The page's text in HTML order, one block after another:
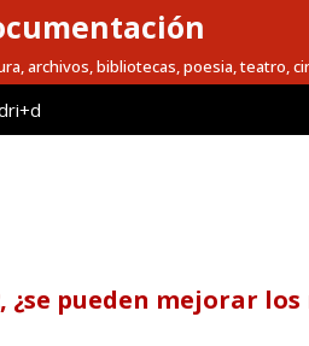
archivos, bibliotecas, poesia, teatro,
¿se pueden mejorar